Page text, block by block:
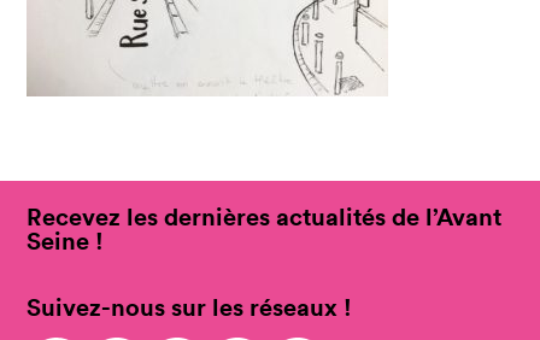
Recevez les dernières actualités de l’Avant
Seine !
Suivez-nous sur les réseaux !